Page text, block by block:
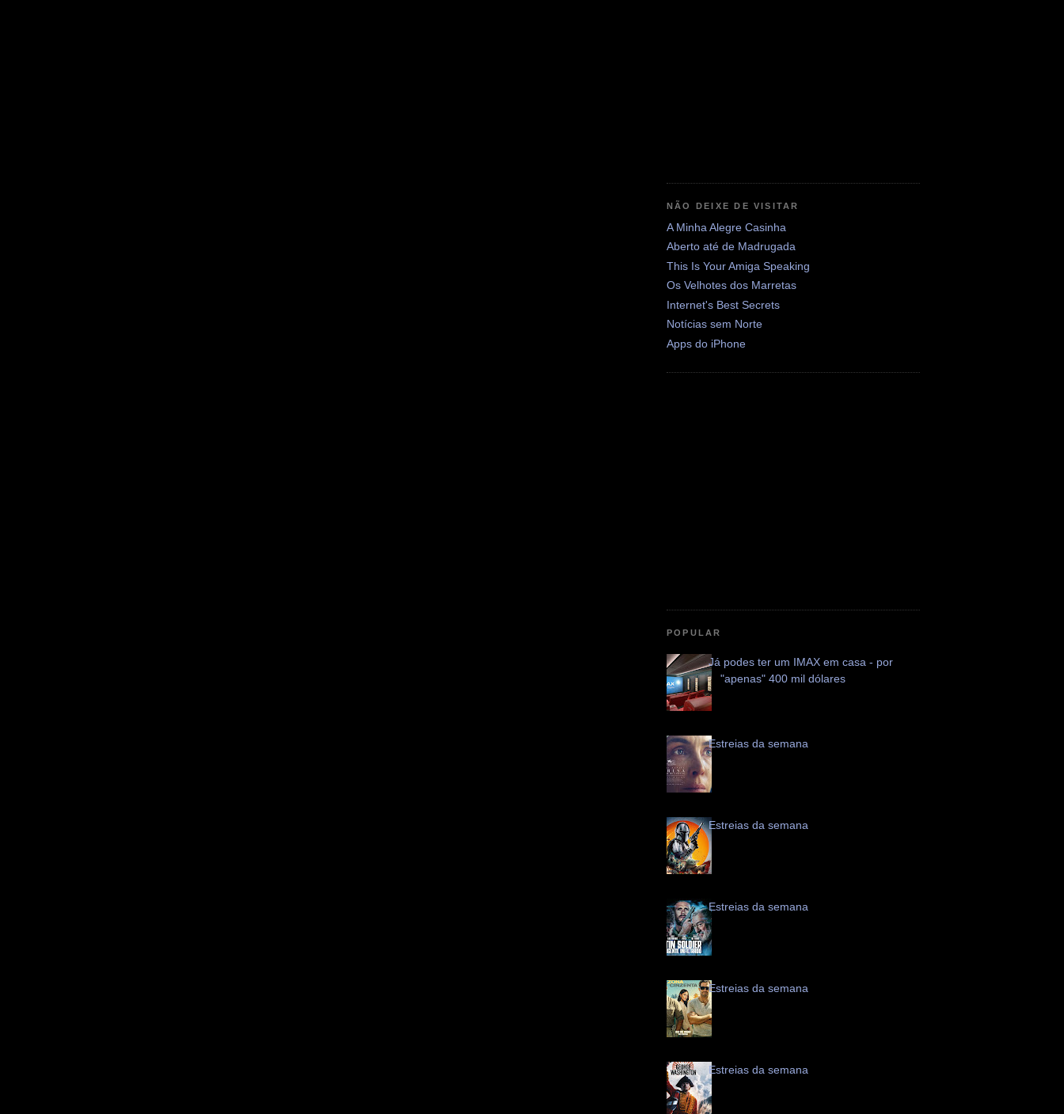
NÃO DEIXE DE VISITAR
A Minha Alegre Casinha
Aberto até de Madrugada
This Is Your Amiga Speaking
Os Velhotes dos Marretas
Internet's Best Secrets
Notícias sem Norte
Apps do iPhone
POPULAR
Já podes ter um IMAX em casa - por
"apenas" 400 mil dólares
Estreias da semana
Estreias da semana
Estreias da semana
Estreias da semana
Estreias da semana